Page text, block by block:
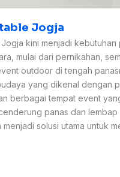
Jogja
kini menjadi kebutuhan
mulai dari pernikahan,
outdoor di tengah
yang dikenal dengan
berbagai tempat event
panas dan lembap
solusi utama untuk